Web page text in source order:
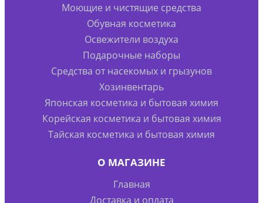
Моющие и чистящие средства
Обувная косметика
Освежители воздуха
Подарочные наборы
Средства от насекомых и грызунов
Хозинвентарь
Японская косметика и бытовая химия
Корейская косметика и бытовая химия
Тайская косметика и бытовая химия
О МАГАЗИНЕ
Главная
Доставка и оплата